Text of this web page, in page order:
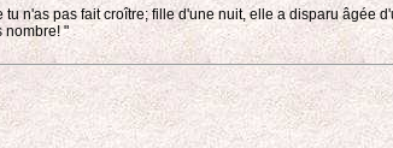
n'as pas fait croître; fille d'une nuit, elle a disparu âgée
nombre! "